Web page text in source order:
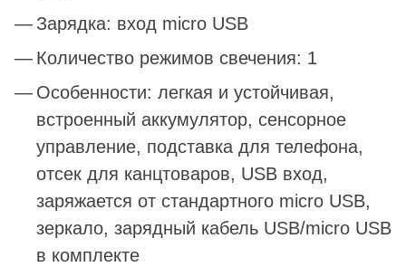
Зарядка: вход micro USB
Количество режимов свечения: 1
Особенности: легкая и устойчивая,
встроенный аккумулятор, сенсорное
управление, подставка для телефона,
отсек для канцтоваров, USB вход,
заряжается от стандартного micro USB,
зеркало, зарядный кабель USB/micro USB
в комплекте